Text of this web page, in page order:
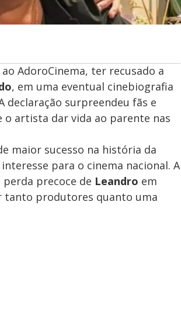
AdoroCinema, ter recusado a
, em uma eventual cinebiografia
declaração surpreendeu fãs e
o artista dar vida ao parente nas
maior sucesso na história da
para o cinema nacional. A
precoce de Leandro em
tanto produtores quanto uma